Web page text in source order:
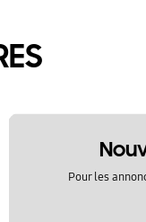
Pour les